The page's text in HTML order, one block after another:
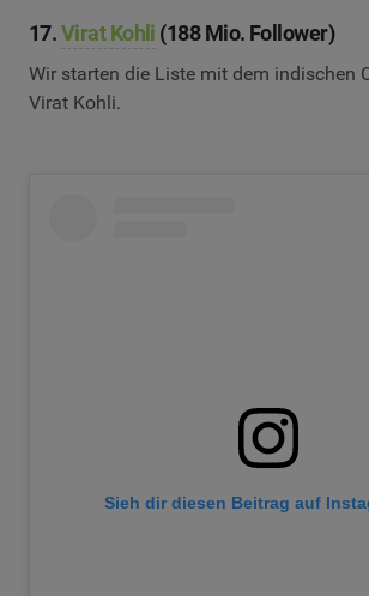
17.Virat Kohli (188 Mio. Follower)
Wir starten die Liste mit dem indischen
Virat Kohli.
Sieh dir diesen Beitrag auf